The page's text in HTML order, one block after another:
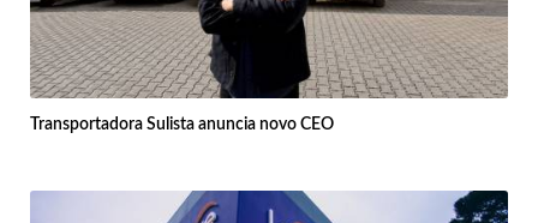
Transportadora Sulista anuncia novo CEO